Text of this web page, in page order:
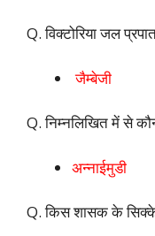
Q. विक्टोरिया जल
जैम्बेजी
Q. निम्नलिखित में से
अन्नाईमुडी
Q. किस शासक के सिक्के